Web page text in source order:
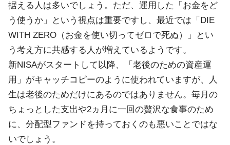
据える人は多いでしょう。ただ、運用した「お金をど
う使うか」という視点は重要ですし、最近では「DIE
WITH ZERO（お金を使い切ってゼロで死ぬ）」とい
う考え方に共感する人が増えているようです。
新NISAがスタートして以降、「老後のための資産運
用」がキャッチコピーのように使われていますが、人
生は老後のためだけにあるのではありません。毎月の
ちょっとした支出や2ヵ月に一回の贅沢な食事のため
に、分配型ファンドを持っておくのも悪いことではな
いでしょう。